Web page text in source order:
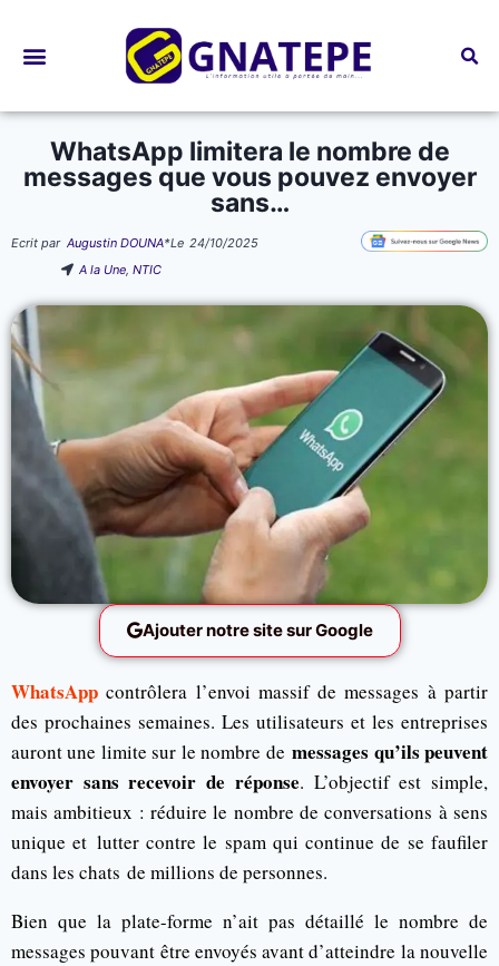
WhatsApp limitera le nombre de
messages que vous pouvez envoyer
sans…
Ecrit par Augustin DOUNA*Le 24/10/2025
A la Une,NTIC
Ajouter notre site sur Google
WhatsApp contrôlera l’envoi massif de messages à partir
des prochaines semaines. Les utilisateurs et les entreprises
auront une limite sur le nombre demessages qu’ils peuvent
envoyer sans recevoir de réponse. L’objectif est simple,
mais ambitieux : réduire le nombre de conversations à sens
unique et lutter contre le spam qui continue de se faufiler
dans les chats de millions de personnes.
Bien que la plate-forme n’ait pas détaillé le nombre de
messages pouvant être envoyés avant d’atteindre la nouvelle